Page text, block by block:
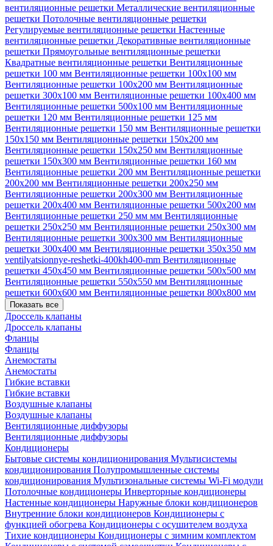
вентиляционные решетки Металлические вентиляционные
решетки Потолочные вентиляционные решетки
Регулируемые вентиляционные решетки Настенные
вентиляционные решетки Декоративные вентиляционные
решетки Прямоугольные вентиляционные решетки
Квадратные вентиляционные решетки Вентиляционные
решетки 100 мм Вентиляционные решетки 100х100 мм
Вентиляционные решетки 100х200 мм Вентиляционные
решетки 300х100 мм Вентиляционные решетки 100х400 мм
Вентиляционные решетки 500х100 мм Вентиляционные
решетки 120 мм Вентиляционные решетки 125 мм
Вентиляционные решетки 150 мм Вентиляционные решетки
150х150 мм Вентиляционные решетки 150х200 мм
Вентиляционные решетки 150х250 мм Вентиляционные
решетки 150х300 мм Вентиляционные решетки 160 мм
Вентиляционные решетки 200 мм Вентиляционные решетки
200х200 мм Вентиляционные решетки 200х250 мм
Вентиляционные решетки 200х300 мм Вентиляционные
решетки 200х400 мм Вентиляционные решетки 500х200 мм
Вентиляционные решетки 250 мм мм Вентиляционные
решетки 250х250 мм Вентиляционные решетки 250х300 мм
Вентиляционные решетки 300х300 мм Вентиляционные
решетки 300х400 мм Вентиляционные решетки 350х350 мм
ventilyatsionnye-reshetki-400kh400-mm Вентиляционные
решетки 450х450 мм Вентиляционные решетки 500х500 мм
Вентиляционные решетки 550х550 мм Вентиляционные
решетки 600х600 мм Вентиляционные решетки 800х800 мм
Показать все
Дроссель клапаны
Дроссель клапаны
Фланцы
Фланцы
Анемостаты
Анемостаты
Гибкие вставки
Гибкие вставки
Воздушные клапаны
Воздушные клапаны
Вентиляционные диффузоры
Вентиляционные диффузоры
Кондиционеры
Бытовые системы кондиционирования Мультисистемы
кондиционирования Полупромышленные системы
кондиционирования Мультизональные системы Wi-Fi модули
Потолочные кондиционеры Инверторные кондиционеры
Настенные кондиционеры Наружные блоки кондиционеров
Внутренние блоки кондиционеров Кондиционеры с
функцией обогрева Кондиционеры с осушителем воздуха
Тихие кондиционеры Кондиционеры с зимним комплектом